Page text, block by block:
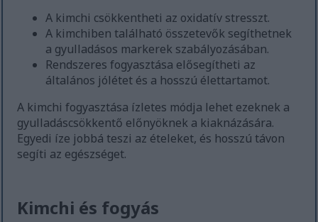
A kimchi csökkentheti az oxidatív stresszt.
A kimchiben található összetevők segíthetnek
a gyulladásos markerek szabályozásában.
Rendszeres fogyasztása elősegítheti az
általános jólétet és a hosszú élettartamot.
A kimchi fogyasztása ízletes módja lehet ezeknek a
gyulladáscsökkentő előnyöknek a kiaknázására.
Egyedi íze jobbá teszi az ételeket, és hosszú távon
segíti az egészséget.
Kimchi és fogyás